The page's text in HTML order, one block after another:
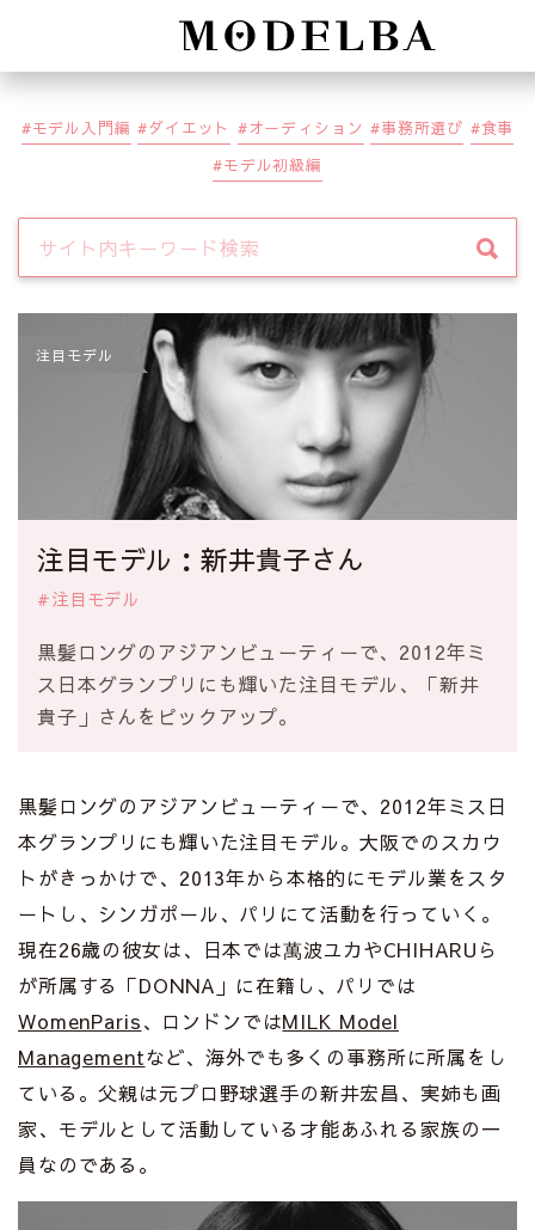
モデル入門編 ダイエット オーディション 事務所選び
食事
モデル初級編
注目モデル
注目モデル：新井貴子さん
#注目モデル
黒髪ロングのアジアンビューティーで、2012年ミ
ス日本グランプリにも輝いた注目モデル、「新井
貴子」さんをピックアップ。
黒髪ロングのアジアンビューティーで、2012年ミス日
本グランプリにも輝いた注目モデル。大阪でのスカウ
トがきっかけで、2013年から本格的にモデル業をスタ
ートし、シンガポール、パリにて活動を行っていく。
現在26歳の彼女は、日本では萬波ユカやCHIHARUら
が所属する「DONNA」に在籍し、パリでは
WomenParis、ロンドンではMILK Model
Managementなど、海外でも多くの事務所に所属をし
ている。父親は元プロ野球選手の新井宏昌、実姉も画
家、モデルとして活動している才能あふれる家族の一
員なのである。